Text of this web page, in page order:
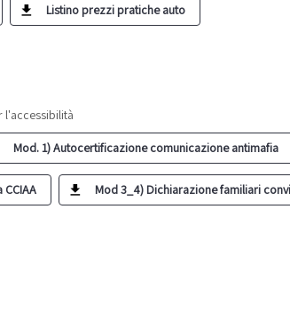
Listino prezzi pratiche auto
l'accessibilità
Mod. 1) Autocertificazione comunicazione antimafia
Mod 3_4) Dichiarazione familiari